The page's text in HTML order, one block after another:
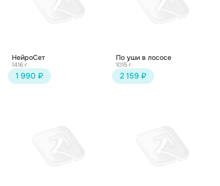
НейроСет
1416 г
1 990 ₽
По уши в лососе
1015 г
2 159 ₽